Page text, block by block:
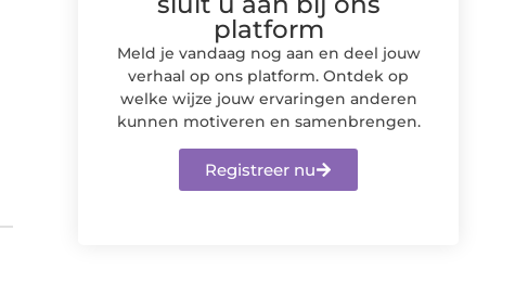
platform
Meld je vandaag nog aan en deel jouw
verhaal op ons platform. Ontdek op
welke wijze jouw ervaringen anderen
kunnen motiveren en samenbrengen.
Registreer nu